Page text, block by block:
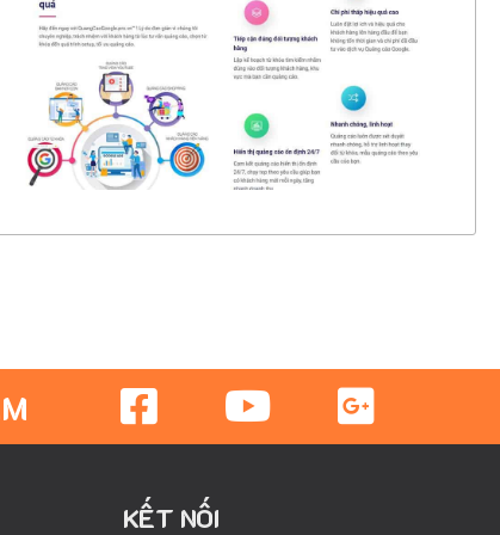
XEM THỰC TẾ
KẾT NỐI